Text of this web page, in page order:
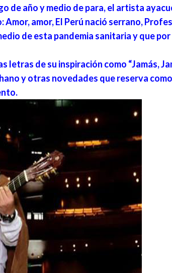
de año y medio de para, el artista
amor, El Perú nació serrano,
de esta pandemia sanitaria y que
de su inspiración como “Jamás,
y otras novedades que reserva